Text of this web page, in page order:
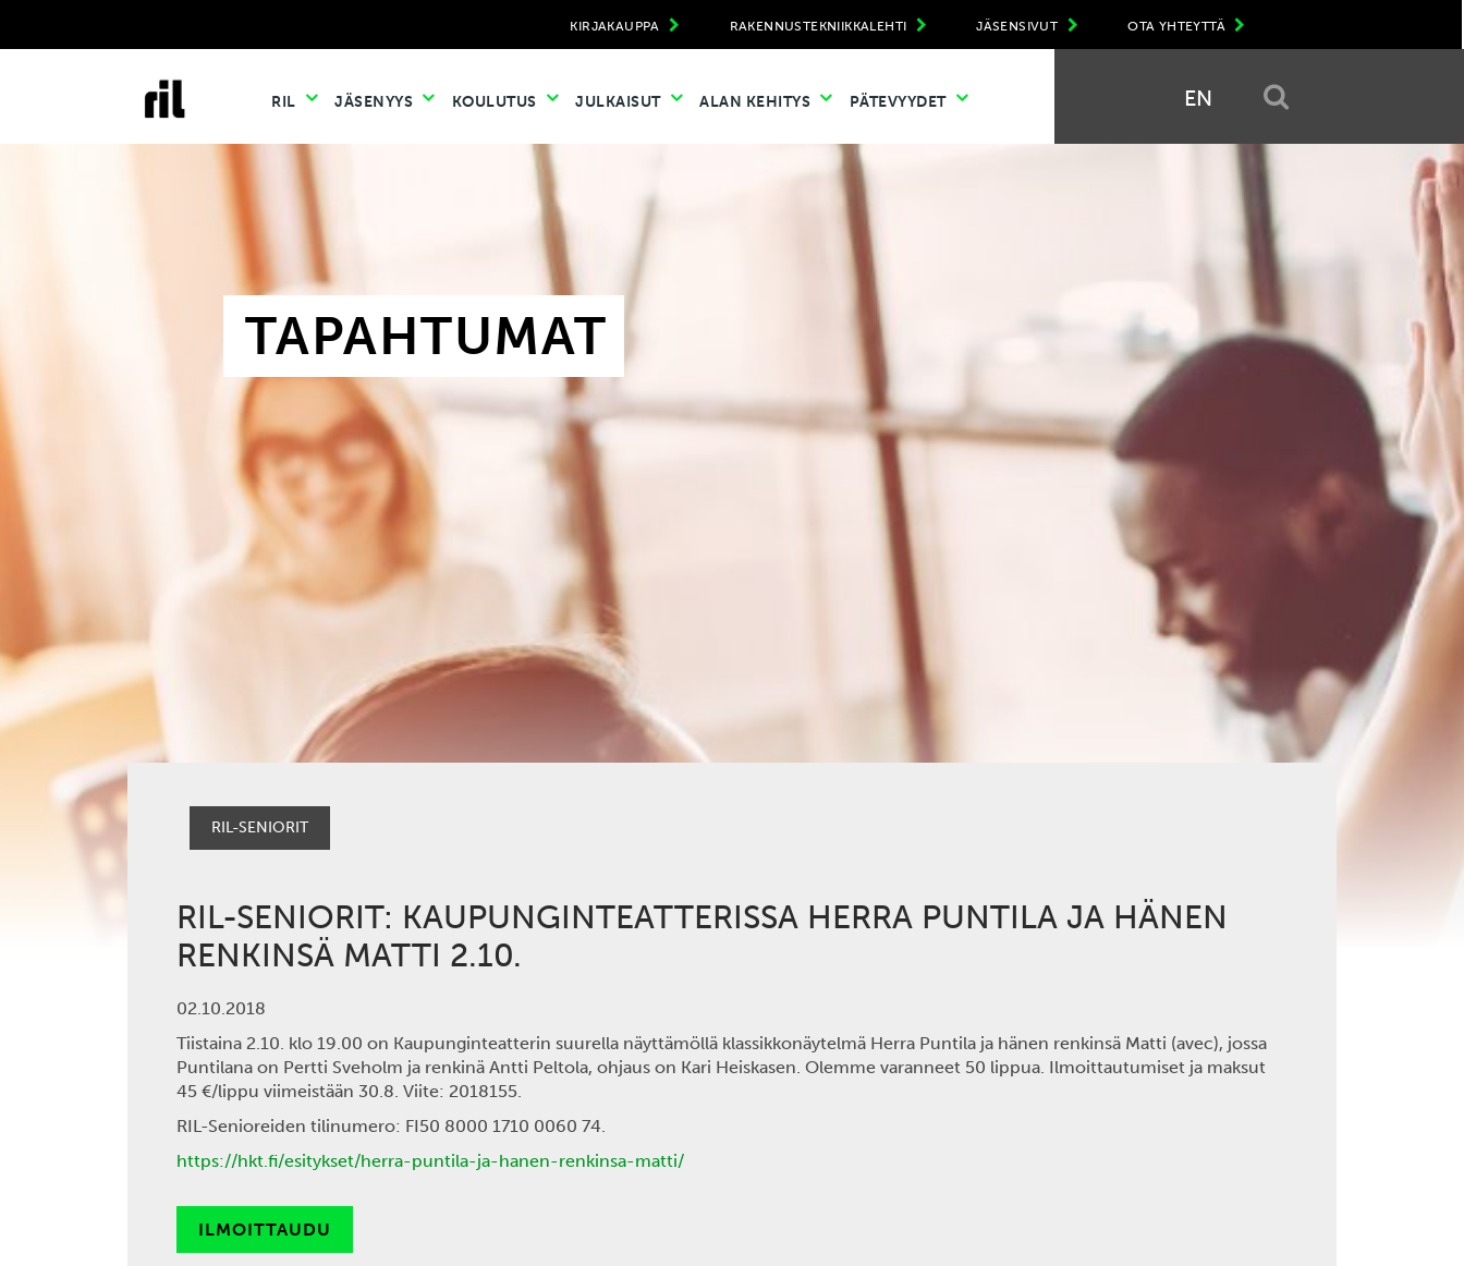
OTA YHTEYTTÄ
JÄSENSIVUT
RAKENNUSTEKNIIKKALEHTI
KIRJAKAUPPA
RIL JÄSENYYS KOULUTUS JULKAISUT ALAN KEHITYS PÄTEVYYDET EN
TAPAHTUMAT
RIL-SENIORIT
RIL-SENIORIT: KAUPUNGINTEATTERISSA HERRA PUNTILA JA HÄNEN
RENKINSÄ MATTI 2.10.
02.10.2018
Tiistaina 2.10. klo 19.00 on Kaupunginteatterin suurella näyttämöllä klassikkonäytelmä Herra Puntila ja hänen renkinsä Matti (avec), jossa
Puntilana on Pertti Sveholm ja renkinä Antti Peltola, ohjaus on Kari Heiskasen. Olemme varanneet 50 lippua. Ilmoittautumiset ja maksut
45 €/lippu viimeistään 30.8. Viite: 2018155.
RIL-Senioreiden tilinumero: FI50 8000 1710 0060 74.
https://hkt.fi/esitykset/herra-puntila-ja-hanen-renkinsa-matti/
ILMOITTAUDU